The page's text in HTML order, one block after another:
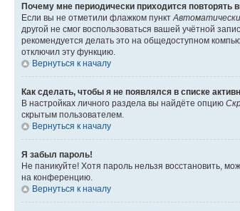
Почему мне периодически приходится повторять
Если вы не отметили флажком пункт
другой не смог воспользоваться вашей учётной
рекомендуется делать это на общедоступном
отключил эту функцию.
Вернуться к началу
Как сделать, чтобы я не появлялся в списке
В настройках личного раздела вы найдёте опцию
скрытым пользователем.
Вернуться к началу
Я забыл пароль!
Не паникуйте! Хотя пароль нельзя восстановить,
на конференцию.
Вернуться к началу